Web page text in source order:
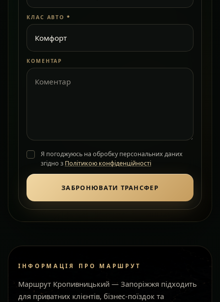
КЛАС АВТО *
КОМЕНТАР
Я погоджуюсь на обробку персональних даних
згідно з Політикою конфіденційності
ЗАБРОНЮВАТИ ТРАНСФЕР
ІНФОРМАЦІЯ ПРО МАРШРУТ
Маршрут Кропивницький — Запоріжжя підходить
для приватних клієнтів, бізнес-поїздок та